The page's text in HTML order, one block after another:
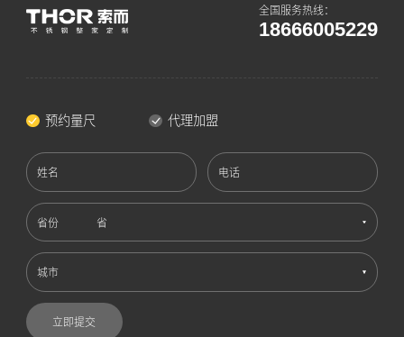
全国服务热线：
18666005229
预约量尺 代理加盟
姓名 电话
省份
城市
立即提交